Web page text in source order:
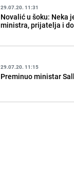
29.07.20. 11:31
Novalić u šoku: Neka
ministra, prijatelja i
29.07.20. 11:15
Preminuo ministar